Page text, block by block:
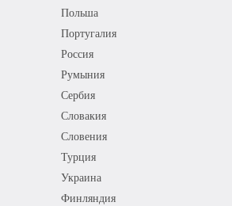
Польша
Португалия
Россия
Румыния
Сербия
Словакия
Словения
Турция
Украина
Финляндия